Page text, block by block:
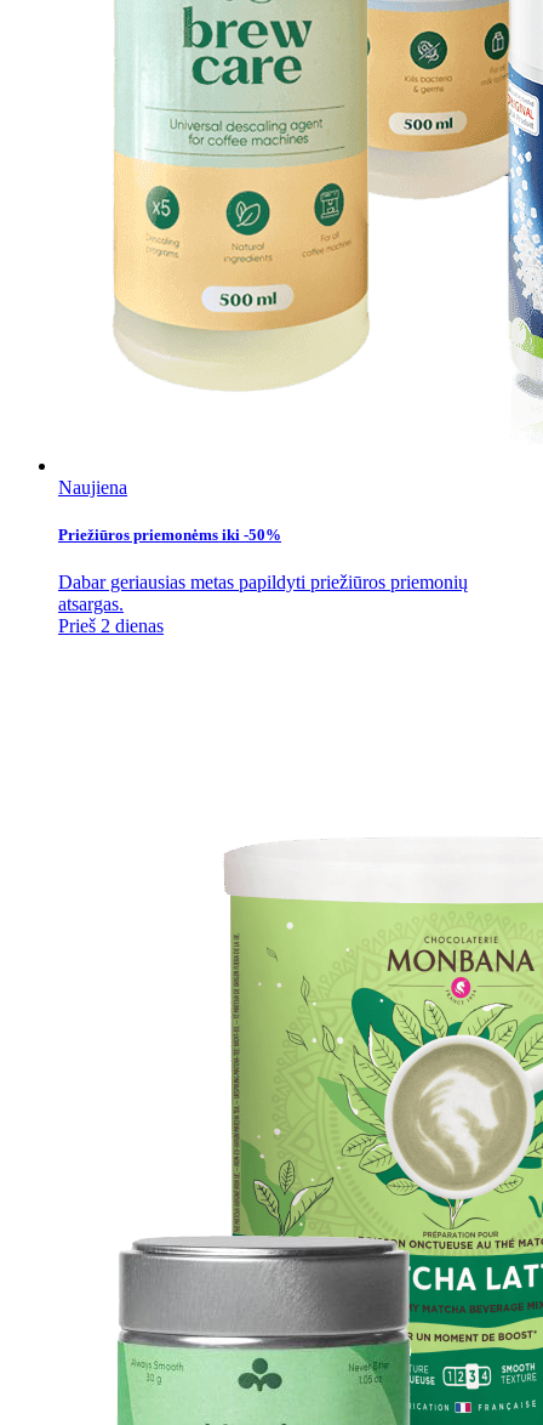
Naujiena
Priežiūros priemonėms iki -50%
Dabar geriausias metas papildyti priežiūros priemonių
atsargas.
Prieš 2 dienas